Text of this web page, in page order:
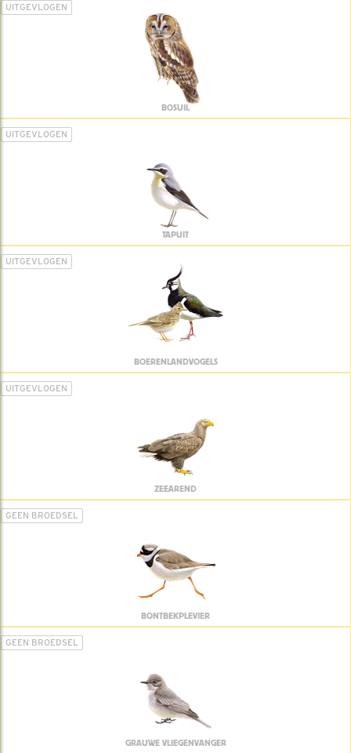
UITGEVLOGEN
BOSUIL
UITGEVLOGEN
TAPUIT
UITGEVLOGEN
BOERENLANDVOGELS
UITGEVLOGEN
ZEEAREND
GEEN BROEDSEL
BONTBEKPLEVIER
GEEN BROEDSEL
GRAUWE VLIEGENVANGER